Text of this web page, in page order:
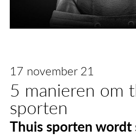
17 november 21
5 manieren om
sporten
Thuis sporten wordt